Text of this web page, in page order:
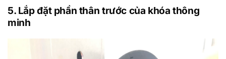
5. Lắp đặt phần thân trước của khóa thông
minh